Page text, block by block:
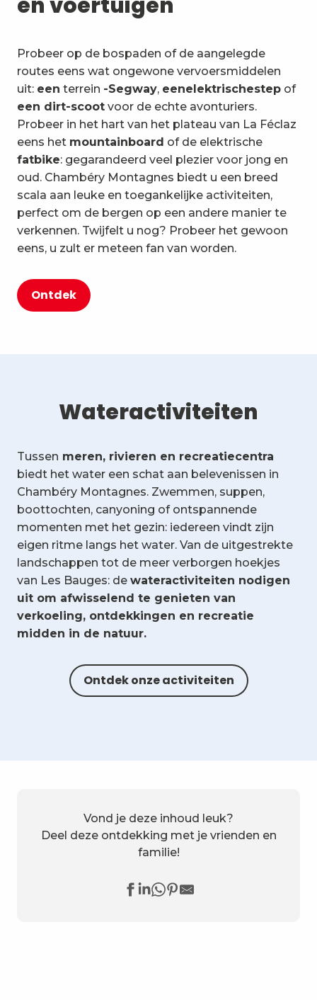
Probeer op de bospaden of de aangelegde
routes eens wat ongewone vervoersmiddelen
uit: een terrein -Segway, eenelektrischestep of
een dirt-scoot voor de echte avonturiers.
Probeer in het hart van het plateau van La Féclaz
eens het mountainboard of de elektrische
fatbike: gegarandeerd veel plezier voor jong en
oud. Chambéry Montagnes biedt u een breed
scala aan leuke en toegankelijke activiteiten,
perfect om de bergen op een andere manier te
verkennen. Twijfelt u nog? Probeer het gewoon
eens, u zult er meteen fan van worden.
Ontdek
Wateractiviteiten
Tussen meren, rivieren en recreatiecentra
biedt het water een schat aan belevenissen in
Chambéry Montagnes. Zwemmen, suppen,
boottochten, canyoning of ontspannende
momenten met het gezin: iedereen vindt zijn
eigen ritme langs het water. Van de uitgestrekte
landschappen tot de meer verborgen hoekjes
van Les Bauges: de wateractiviteiten nodigen
uit om afwisselend te genieten van
verkoeling, ontdekkingen en recreatie
midden in de natuur.
Ontdek onze activiteiten
Vond je deze inhoud leuk?
Deel deze ontdekking met je vrienden en
familie!